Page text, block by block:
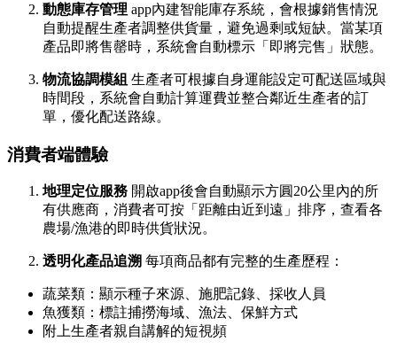
動態庫存管理 app內建智能庫存系統，會根據銷售情況
自動提醒生產者調整供貨量，避免過剩或短缺。當某項
產品即將售罄時，系統會自動標示「即將完售」狀態。
物流協調模組 生產者可根據自身運能設定可配送區域與
時間段，系統會自動計算運費並整合鄰近生產者的訂
單，優化配送路線。
消費者端體驗
地理定位服務 開啟app後會自動顯示方圓20公里內的所
有供應商，消費者可按「距離由近到遠」排序，查看各
農場/漁港的即時供貨狀況。
透明化產品追溯 每項商品都有完整的生產歷程：
蔬菜類：顯示種子來源、施肥記錄、採收人員
魚獲類：標註捕撈海域、漁法、保鮮方式
附上生產者親自講解的短視頻